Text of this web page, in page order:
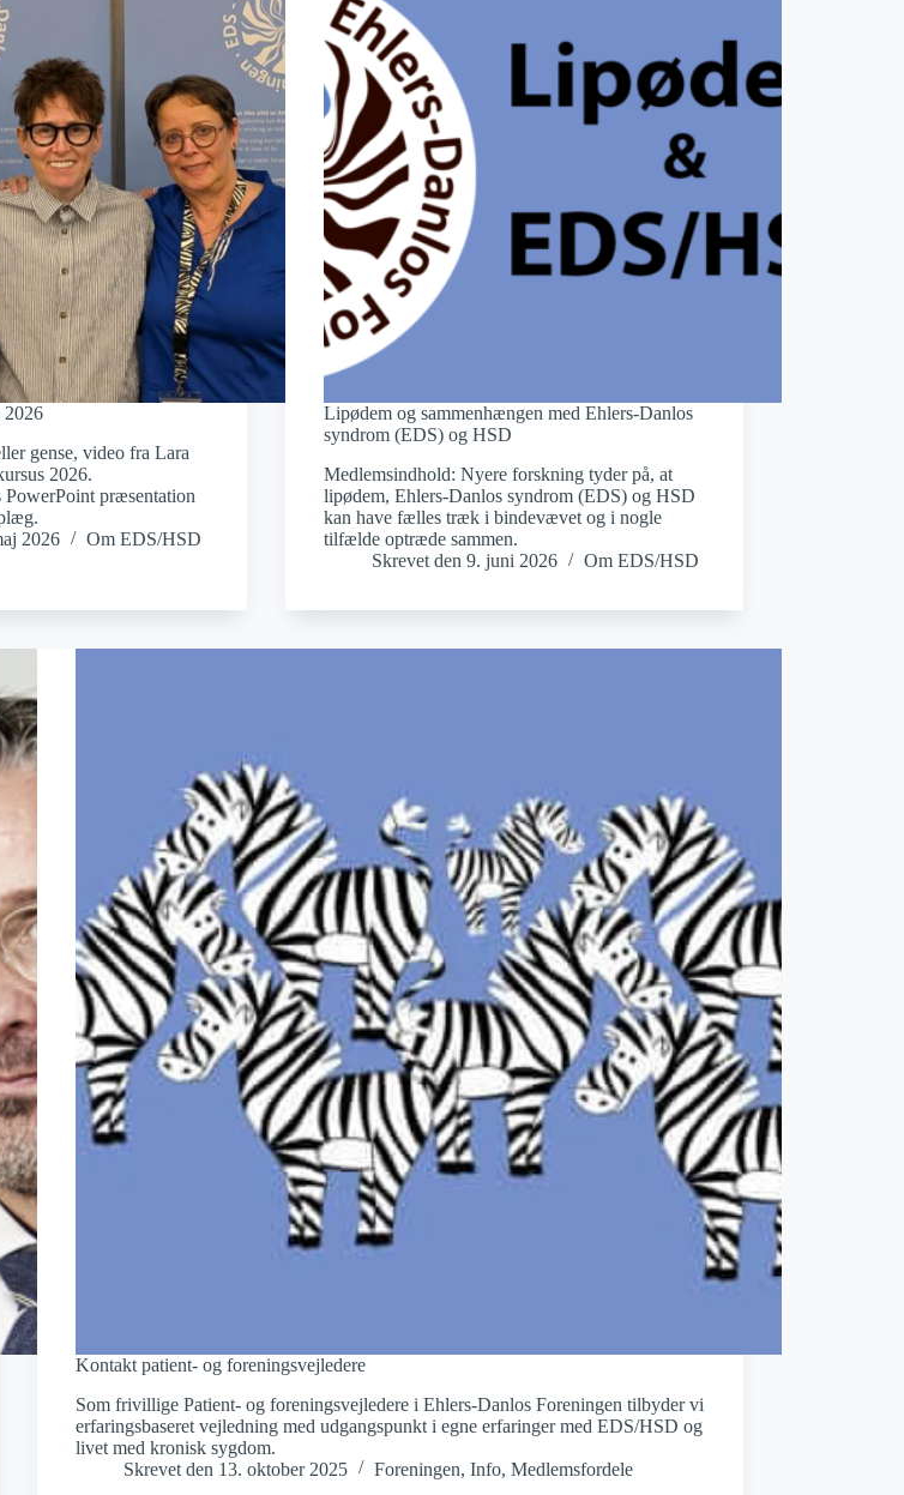
2026
gense, video fra Lara
2026.
PowerPoint præsentation
2026 Om EDS/HSD
Lipødem og sammenhængen med Ehlers-Danlos
syndrom (EDS) og HSD
Medlemsindhold: Nyere forskning tyder på, at
lipødem, Ehlers-Danlos syndrom (EDS) og HSD
kan have fælles træk i bindevævet og i nogle
tilfælde optræde sammen.
Skrevet den 9. juni 2026 Om EDS/HSD
Kontakt patient- og foreningsvejledere
Som frivillige Patient- og foreningsvejledere i Ehlers-Danlos Foreningen tilbyder vi
erfaringsbaseret vejledning med udgangspunkt i egne erfaringer med EDS/HSD og
livet med kronisk sygdom.
Skrevet den 13. oktober 2025 Foreningen,Info,Medlemsfordele